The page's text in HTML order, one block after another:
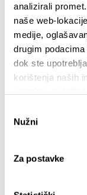
analizirali
naše web-
medije,
drugim
dok ste
korištenja naših
pristanka
Nužni
Za postavke
BROJA